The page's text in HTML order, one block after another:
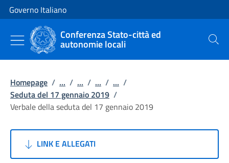
Vai al contenuto
Vai alla navigazione del sito
Governo Italiano
Conferenza Stato-città ed
autonomie locali Cerca
Homepage / ... / ... / ... / ... /
Seduta del 17 gennaio 2019 /
Verbale della seduta del 17 gennaio 2019
LINK E ALLEGATI